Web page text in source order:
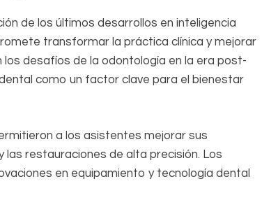
de los últimos desarrollos en inteligencia
transformar la práctica clínica y mejorar
los desafíos de la odontología en la era post-
como un factor clave para el bienestar
a los asistentes mejorar sus
restauraciones de alta precisión. Los
en equipamiento y tecnología dental